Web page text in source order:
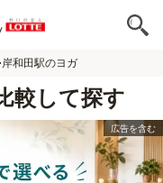
岸和田駅のヨガ
較して探す